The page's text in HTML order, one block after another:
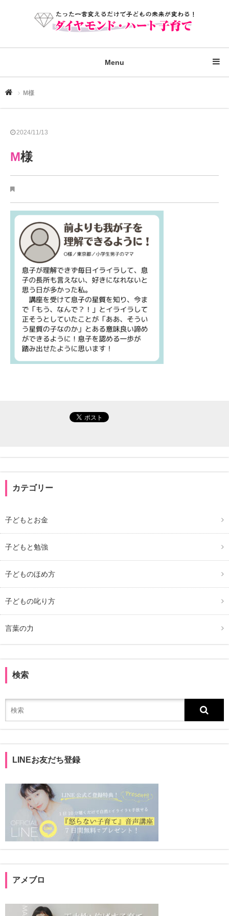
Menu
M様
2024/11/13
M様
カテゴリー
子どもとお金
子どもと勉強
子どものほめ方
子どもの叱り方
言葉の力
検索
LINEお友だち登録
アメブロ